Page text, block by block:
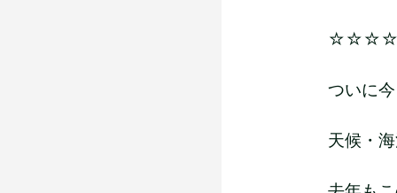
ついに
天候・